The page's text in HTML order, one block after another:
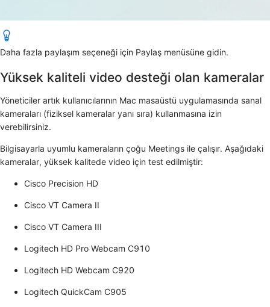
Daha fazla paylaşım seçeneği için Paylaş menüsüne gidin.
Yüksek kaliteli video desteği olan kameralar
Yöneticiler artık kullanıcılarının Mac masaüstü uygulamasında sanal
kameraları (fiziksel kameralar yanı sıra) kullanmasına izin
verebilirsiniz.
Bilgisayarla uyumlu kameraların çoğu Meetings ile çalışır. Aşağıdaki
kameralar, yüksek kalitede video için test edilmiştir:
Cisco Precision HD
Cisco VT Camera II
Cisco VT Camera III
Logitech HD Pro Webcam C910
Logitech HD Webcam C920
Logitech QuickCam C905